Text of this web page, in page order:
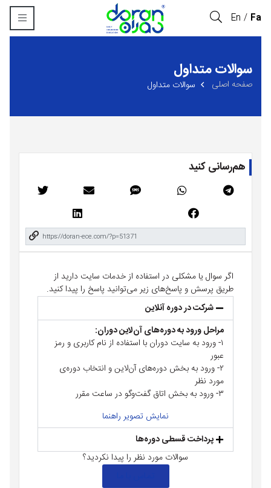
Fa
En
سوالات متداول
صفحه اصلی سوالات متداول
هم‌رسانی کنید
اگر سوال یا مشکلی در استفاده از خدمات سایت دارید از
طریق پرسش و پاسخ‌های زیر می‌توانید پاسخ را پیدا کنید.
شرکت در دوره آنلاین
مراحل ورود به دوره‌ها‌ی آن‌لاین دوران:
۱- ورود به سایت دوران با استفاده از نام کاربری و رمز
عبور
۲- ورود به بخش دوره‌های آن‌لاین و انتخاب دوره‌ی
مورد نظر
۳- ورود به بخش اتاق گفت‌وگو در ساعت مقرر
نمایش تصویر راهنما
پرداخت قسطی دوره‌ها
سوالات مورد نظر را پیدا نکردید؟